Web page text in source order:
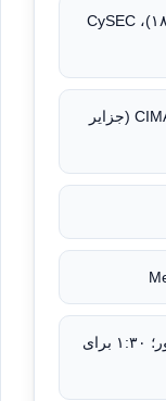
FCA بریتانیا (شماره ۱۸۶۱۷۱)، CySEC
معمولاً CIMA (جزایر
تا ۱:۵۰۰ برای مشتریان نهاد آفشور؛ ۱:۳۰ برای